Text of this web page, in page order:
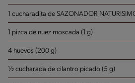
1 cucharadita de SAZONADOR
1 pizca de nuez moscada (1 g)
4 huevos (200 g)
½ cucharada de cilantro picado (5 g)